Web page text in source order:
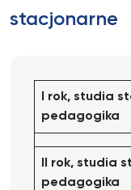
stacjonarne
I rok, studia
pedagogika
II rok, studia
pedagogika